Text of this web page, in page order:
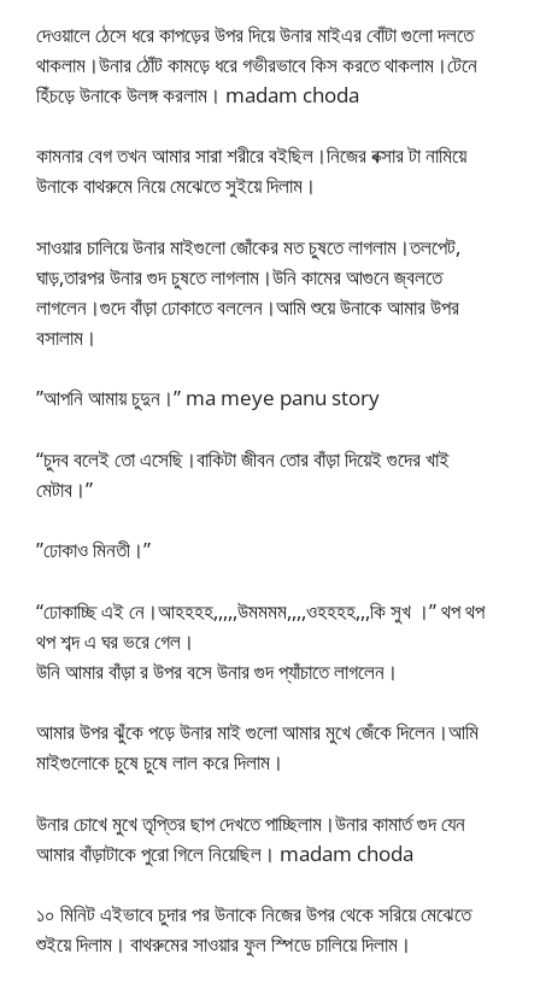
দেওয়ালে ঠেসে ধরে কাপড়ের উপর দিয়ে উনার মাইএর বোঁটা গুলো দলতে
থাকলাম।উনার ঠোঁট কামড়ে ধরে গভীরভাবে কিস করতে থাকলাম।টেনে
হিঁচড়ে উনাকে উলঙ্গ করলাম। madam choda
কামনার বেগ তখন আমার সারা শরীরে বইছিল।নিজের বক্সার টা নামিয়ে
উনাকে বাথরুমে নিয়ে মেঝেতে সুইয়ে দিলাম।
সাওয়ার চালিয়ে উনার মাইগুলো জোঁকের মত চুষতে লাগলাম।তলপেট,
ঘাড়,তারপর উনার গুদ চুষতে লাগলাম।উনি কামের আগুনে জ্বলতে
লাগলেন।গুদে বাঁড়া ঢোকাতে বললেন।আমি শুয়ে উনাকে আমার উপর
বসালাম।
”আপনি আমায় চুদুন।” ma meye panu story
“চুদব বলেই তো এসেছি।বাকিটা জীবন তোর বাঁড়া দিয়েই গুদের খাই
মেটাব।”
”ঢোকাও মিনতী।”
“ঢোকাচ্ছি এই নে।আহহহহ,,,,,উমমমম,,,,ওহহহহ,,,কি সুখ ।” থপ থপ
থপ শব্দ এ ঘর ভরে গেল।
উনি আমার বাঁড়া র উপর বসে উনার গুদ প্যাঁচাতে লাগলেন।
আমার উপর ঝুঁকে পড়ে উনার মাই গুলো আমার মুখে জেঁকে দিলেন।আমি
মাইগুলোকে চুষে চুষে লাল করে দিলাম।
উনার চোখে মুখে তৃপ্তির ছাপ দেখতে পাচ্ছিলাম।উনার কামার্ত গুদ যেন
আমার বাঁড়াটাকে পুরো গিলে নিয়েছিল। madam choda
১০ মিনিট এইভাবে চুদার পর উনাকে নিজের উপর থেকে সরিয়ে মেঝেতে
শুইয়ে দিলাম। বাথরুমের সাওয়ার ফুল স্পিডে চালিয়ে দিলাম।